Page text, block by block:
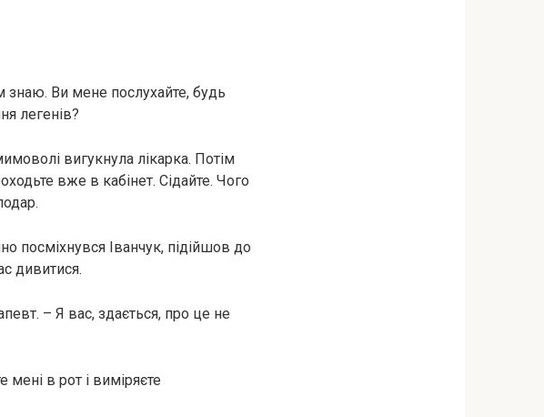
знаю. Ви мене послухайте, будь
легенів?
вигукнула лікарка. Потім
вже в кабінет. Сідайте. Чого
посміхнувся Іванчук, підійшов до
дивитися.
– Я вас, здається, про це не
в рот і виміряєте